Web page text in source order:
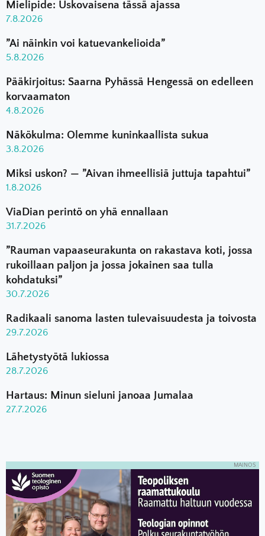
Mielipide: Uskovaisena tässä ajassa
7.8.2026
”Ai näinkin voi katuevankelioida”
5.8.2026
Pääkirjoitus: Saarna Pyhässä Hengessä on edelleen
korvaamaton
4.8.2026
Näkökulma: Olemme kuninkaallista sukua
3.8.2026
Miksi uskon? — ”Aivan ihmeellisiä juttuja tapahtui”
1.8.2026
ViaDian perintö on yhä ennallaan
31.7.2026
”Rauman vapaaseurakunta on rakastava koti, jossa
rukoillaan paljon ja jossa jokainen saa tulla
kohdatuksi”
30.7.2026
Radikaali sanoma lasten tulevaisuudesta ja toivosta
29.7.2026
Lähetystyötä lukiossa
28.7.2026
Hartaus: Minun sieluni janoaa Jumalaa
27.7.2026
MAINOS